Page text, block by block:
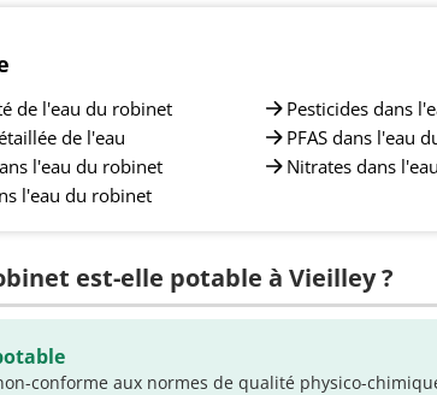
de l'eau du robinet
de l'eau
l'eau du robinet
l'eau du robinet
Pesticides dans
PFAS dans l'eau
Nitrates dans
est-elle potable à Vieilley ?
conforme aux normes de qualité physico-